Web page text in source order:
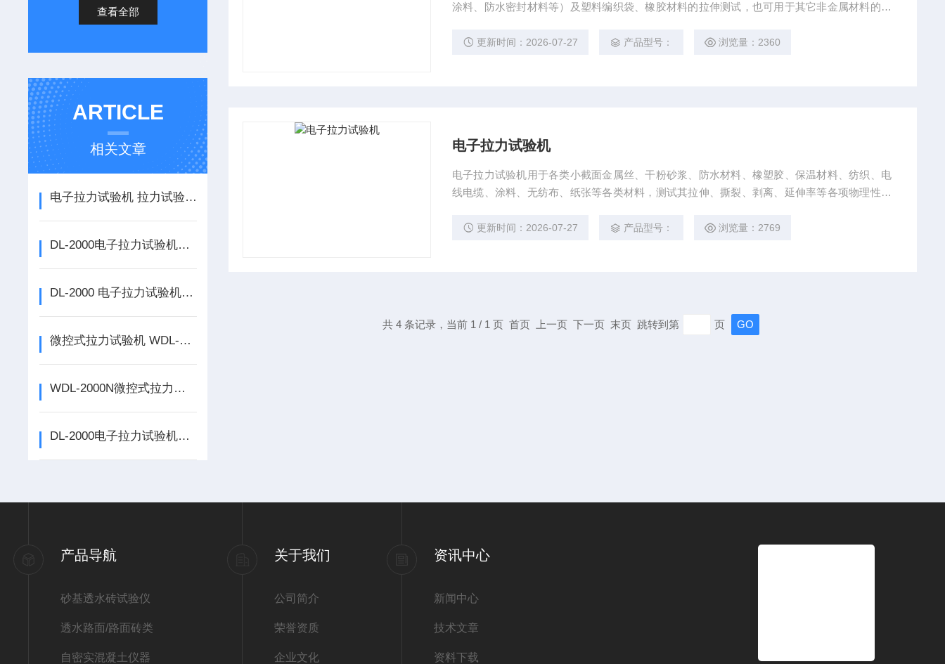
查看全部
ARTICLE
相关文章
电子拉力试验机 拉力试验机如何使用
DL-2000电子拉力试验机的使用说明
DL-2000 电子拉力试验机如何使用
微控式拉力试验机 WDL-2000N如何使用
WDL-2000N微控式拉力试验机如何使用
DL-2000电子拉力试验机如何使用
涂料、防水密封材料等）及塑料编织袋、橡胶材料的拉伸测试，也可用于其它非金属材料的拉
更新时间：2026-07-27 产品型号： 浏览量：2360
电子拉力试验机
电子拉力试验机用于各类小截面金属丝、干粉砂浆、防水材料、橡塑胶、保温材料、纺织、电
线电缆、涂料、无纺布、纸张等各类材料，测试其拉伸、撕裂、剥离、延伸率等各项物理性能
更新时间：2026-07-27 产品型号： 浏览量：2769
共 4 条记录，当前 1 / 1 页 首页 上一页 下一页 末页 跳转到第 页
产品导航
砂基透水砖试验仪
透水路面/路面砖类
自密实混凝土仪器
关于我们
公司简介
荣誉资质
企业文化
资讯中心
新闻中心
技术文章
资料下载